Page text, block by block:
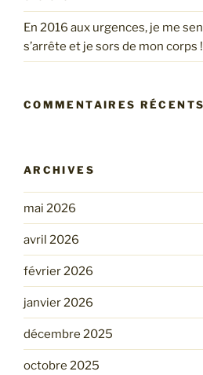
En 2016 aux urgences, je me
s’arrête et je sors de mon corps !
COMMENTAIRES RÉCENTS
ARCHIVES
mai 2026
avril 2026
février 2026
janvier 2026
décembre 2025
octobre 2025